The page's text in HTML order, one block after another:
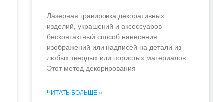
Лазерная гравировка декоративных
изделий, украшений и аксессуаров –
бесконтактный способ нанесения
изображений или надписей на детали из
любых твердых или пористых материалов.
Этот метод декорирования
ЧИТАТЬ БОЛЬШЕ »